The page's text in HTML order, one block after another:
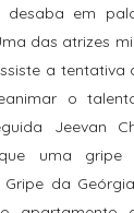
desaba em
das atrizes
a tentativa
o
Jeevan
uma gripe
da